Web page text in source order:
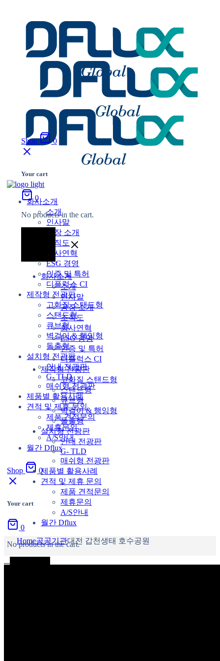
회사소개
소개
인사말
공장 소개
조직도
회사연혁
ESG 경영
인증 및 특허
디플럭스 CI
제작형 전광판
고화질 스탠드형
스탠드형
큐브형
벽걸이 & 행잉형
돌출형
설치형 전광판
안내 전광판
G- TLD
매쉬형 전광판
제품별 활용사례
견적 및 제휴 문의
제품 견적문의
제휴문의
A/S안내
월간 Dflux
Shop 0
Your cart
0
No products in the cart.
Shop 0
Your cart
0
No products in the cart.
회사소개
소개
인사말
공장 소개
조직도
회사연혁
ESG 경영
인증 및 특허
디플럭스 CI
제작형 전광판
고화질 스탠드형
스탠드형
큐브형
벽걸이 & 행잉형
돌출형
설치형 전광판
안내 전광판
G- TLD
매쉬형 전광판
제품별 활용사례
견적 및 제휴 문의
제품 견적문의
제휴문의
A/S안내
월간 Dflux
Home공공기관대전 갑천생태 호수공원